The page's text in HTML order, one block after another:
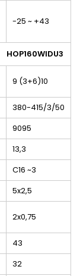
-25 ~ +43
HOP160WIDU3
9 (3+6)10
380-415/3/50
9095
13,3
C16 ~3
5x2,5
2x0,75
43
32